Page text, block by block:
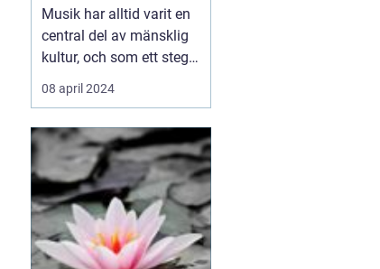
Musik har alltid varit en
central del av mänsklig
kultur, och som ett steg i
dess kontinuerliga
utveckling har det
börjat ta en allt viktigare
plats i våra liv. Från att
tidigare ha betraktats
som en ex...
08 april 2024